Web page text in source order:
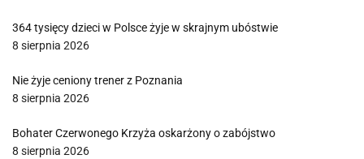
364 tysięcy dzieci w Polsce żyje w skrajnym ubóstwie
8 sierpnia 2026
Nie żyje ceniony trener z Poznania
8 sierpnia 2026
Bohater Czerwonego Krzyża oskarżony o zabójstwo
8 sierpnia 2026